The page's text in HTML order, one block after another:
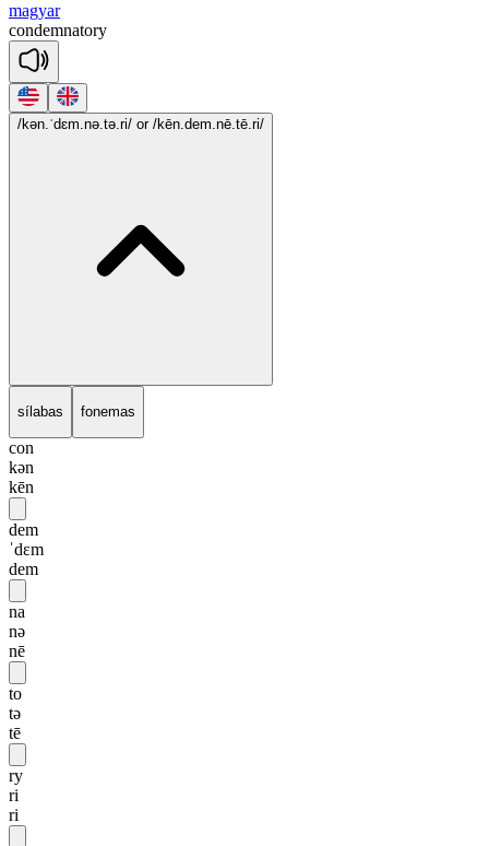
magyar
condemnatory
/kən.ˈdɛm.nə.tə.ri/ or /kēn.dem.nē.tē.ri/
sílabas fonemas
con
kən
kēn
dem
ˈdɛm
dem
na
nə
nē
to
tə
tē
ry
ri
ri